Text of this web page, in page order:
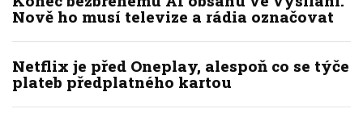
Nově ho musí televize a rádia označovat
Netflix je před Oneplay, alespoň co se týče
plateb předplatného kartou